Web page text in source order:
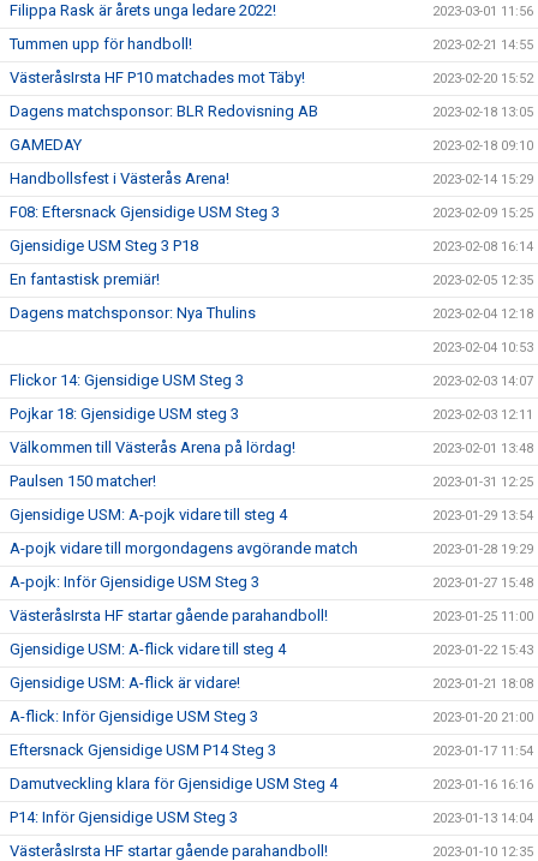
Filippa Rask är årets unga ledare 2022! 2023-03-01 11:56
Tummen upp för handboll! 2023-02-21 14:55
VästeråsIrsta HF P10 matchades mot Täby! 2023-02-20 15:52
Dagens matchsponsor: BLR Redovisning AB 2023-02-18 13:05
GAMEDAY 2023-02-18 09:10
Handbollsfest i Västerås Arena! 2023-02-14 15:29
F08: Eftersnack Gjensidige USM Steg 3 2023-02-09 15:25
Gjensidige USM Steg 3 P18 2023-02-08 16:14
En fantastisk premiär! 2023-02-05 12:35
Dagens matchsponsor: Nya Thulins 2023-02-04 12:18
2023-02-04 10:53
Flickor 14: Gjensidige USM Steg 3 2023-02-03 14:07
Pojkar 18: Gjensidige USM steg 3 2023-02-03 12:11
Välkommen till Västerås Arena på lördag! 2023-02-01 13:48
Paulsen 150 matcher! 2023-01-31 12:25
Gjensidige USM: A-pojk vidare till steg 4 2023-01-29 13:54
A-pojk vidare till morgondagens avgörande match 2023-01-28 19:29
A-pojk: Inför Gjensidige USM Steg 3 2023-01-27 15:48
VästeråsIrsta HF startar gående parahandboll! 2023-01-25 11:00
Gjensidige USM: A-flick vidare till steg 4 2023-01-22 15:43
Gjensidige USM: A-flick är vidare! 2023-01-21 18:08
A-flick: Inför Gjensidige USM Steg 3 2023-01-20 21:00
Eftersnack Gjensidige USM P14 Steg 3 2023-01-17 11:54
Damutveckling klara för Gjensidige USM Steg 4 2023-01-16 16:16
P14: Inför Gjensidige USM Steg 3 2023-01-13 14:04
VästeråsIrsta HF startar gående parahandboll! 2023-01-10 12:35